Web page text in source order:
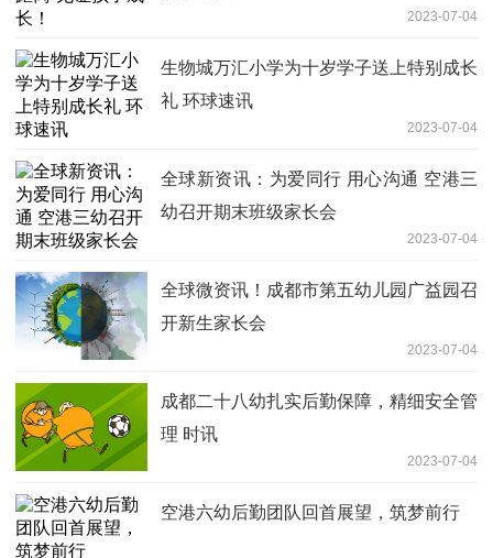
2023-07-04
生物城万汇小学为十岁学子送上特别成长
礼 环球速讯
2023-07-04
全球新资讯：为爱同行 用心沟通 空港三
幼召开期末班级家长会
2023-07-04
全球微资讯！成都市第五幼儿园广益园召
开新生家长会
2023-07-04
成都二十八幼扎实后勤保障，精细安全管
理 时讯
2023-07-04
空港六幼后勤团队回首展望，筑梦前行